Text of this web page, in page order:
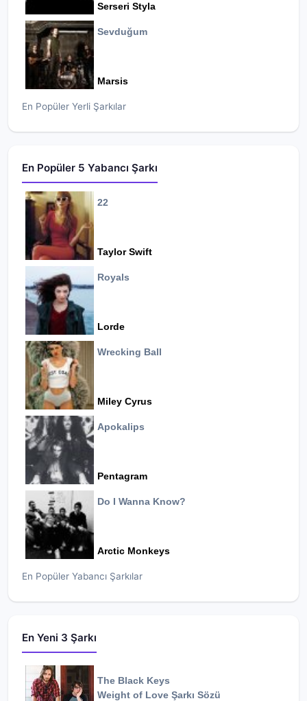
Serseri Styla
Sevduğum
Marsis
En Popüler Yerli Şarkılar
En Popüler 5 Yabancı Şarkı
22
Taylor Swift
Royals
Lorde
Wrecking Ball
Miley Cyrus
Apokalips
Pentagram
Do I Wanna Know?
Arctic Monkeys
En Popüler Yabancı Şarkılar
En Yeni 3 Şarkı
The Black Keys
Weight of Love Şarkı Sözü